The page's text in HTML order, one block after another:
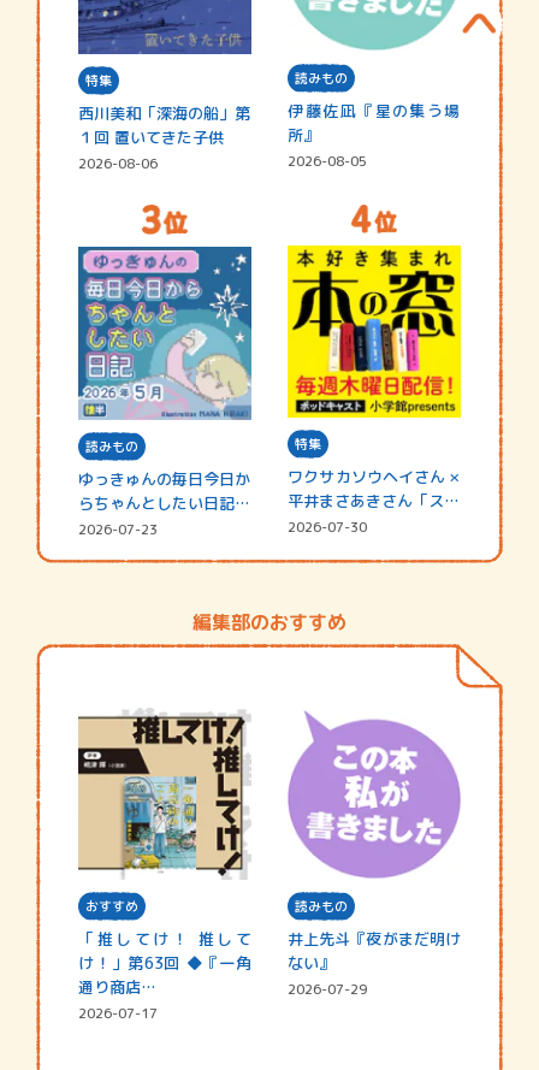
特集
西川美和「深海の船」第
１回 置いてきた子供
2026-08-06
読みもの
伊藤佐凪『星の集う場
所』
2026-08-05
読みもの
ゆっきゅんの毎日今日か
らちゃんとしたい日記
☆202…
2026-07-23
特集
ワクサカソウヘイさん ×
平井まさあきさん「スペ
シャ…
2026-07-30
編集部のおすすめ
おすすめ
「推してけ！ 推して
け！」第63回 ◆『一角
通り商店…
2026-07-17
読みもの
井上先斗『夜がまだ明け
ない』
2026-07-29